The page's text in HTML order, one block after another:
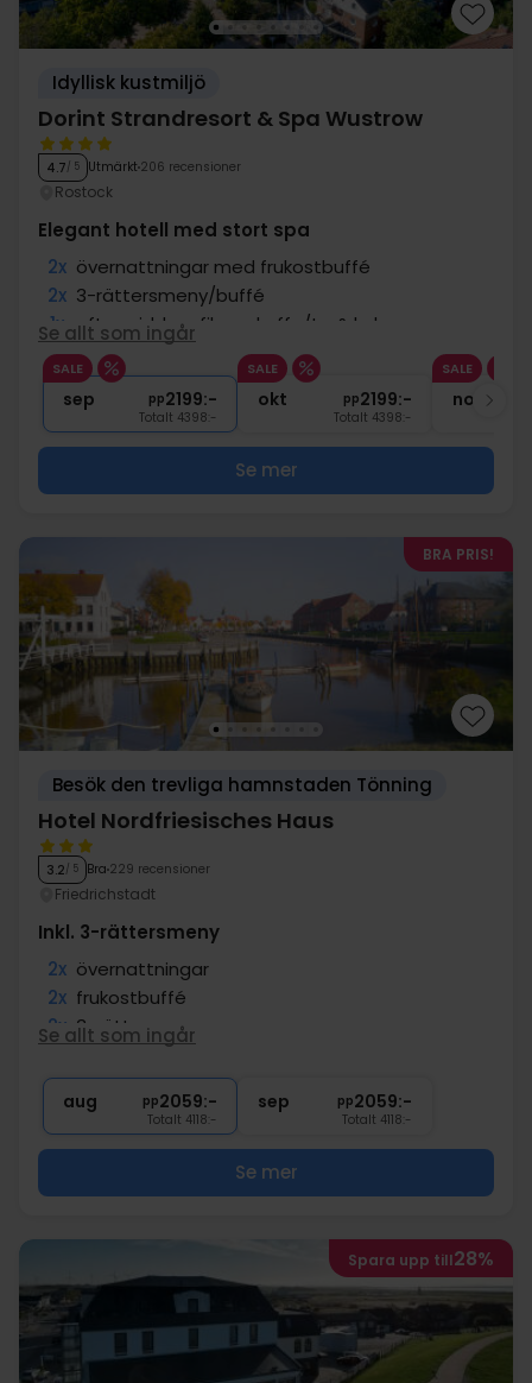
Idyllisk kustmiljö
Dorint Strandresort & Spa Wustrow
4.7/ 5 Utmärkt 206 recensioner
Rostock
Elegant hotell med stort spa
2x övernattningar med frukostbuffé
2x 3-rättersmeny/buffé
1x eftermiddagsfika m.kaffe/te & kaka
∞ Fri tillgång till spaavdelningen
1x 1 välkomstdrink
Se allt som ingår
SALE
sep pp2199:-
Totalt 4398:-
SALE
okt pp2199:-
Totalt 4398:-
SALE
nov
Se mer
BRA PRIS!
Besök den trevliga hamnstaden Tönning
Hotel Nordfriesisches Haus
3.2/ 5 Bra 229 recensioner
Friedrichstadt
Inkl. 3-rättersmeny
2x övernattningar
2x frukostbuffé
2x 3-rättersmeny
1 välkomstdrink
∞ Gratis parkering
Se allt som ingår
aug pp2059:-
Totalt 4118:-
sep pp2059:-
Totalt 4118:-
Se mer
Spara upp till28%